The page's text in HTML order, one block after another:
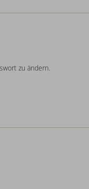
zu ändern.